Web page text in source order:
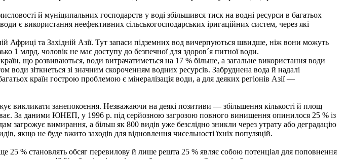
й муніципальних господарств у воді збільшився тиск на водні ресурси в багатьох
є використання неефективних сільськогосподарських іригаційних систем, через які
Африці та Західній Азії. Тут запаси підземних вод вичерпуються швидше, ніж вони можуть
1 млрд. чоловік не має доступу до безпечної для здоров´я питної води.
що розвиваються, води витрачатиметься на 17 % більше, а загальне використання води
води зіткнеться зі значним скороченням водних ресурсів. Забруднена вода й надалі
країн гострою проблемою є мінералізація води, а для деяких регіонів Азії —
викликати занепокоєння. Незважаючи на деякі позитиви — збільшення кількості й площ
За даними ЮНЕП, у 1996 р. під серйозною загрозою повного винищення опинилося 25 % із
загрожує вимирання, а більш як 800 видів уже безслідно зникли через утрату або деградацію
якщо не буде вжито заходів для відновлення чисельності їхніх популяцій.
25 % становлять обсяг перевилову й лише решта 25 % являє собою потенціал для поповнення